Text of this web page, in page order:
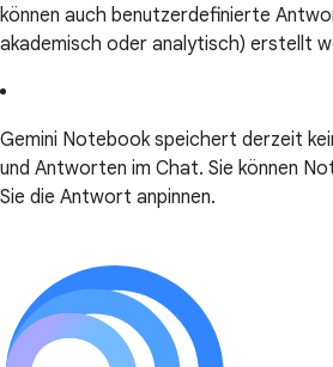
können auch benutzerdefinierte
akademisch oder analytisch) erstellt
Gemini Notebook speichert derzeit
und Antworten im Chat. Sie können
Sie die Antwort anpinnen.